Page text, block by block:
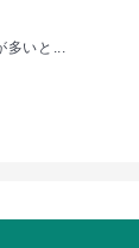
多いと...